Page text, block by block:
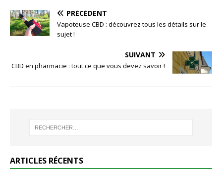
PRÉCÉDENT
Vapoteuse CBD : découvrez tous les détails sur le
sujet !
SUIVANT
CBD en pharmacie : tout ce que vous devez savoir !
ARTICLES RÉCENTS